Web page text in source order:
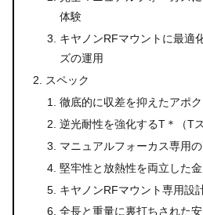
体験
キヤノンRFマウントに最適
ズの運用
スペック
徹底的に収差を抑えたアポ
逆光耐性を強化するT＊（T
マニュアルフォーカス専用
堅牢性と放熱性を両立した
キヤノンRFマウント専用設
全長と重量に裏打ちされた